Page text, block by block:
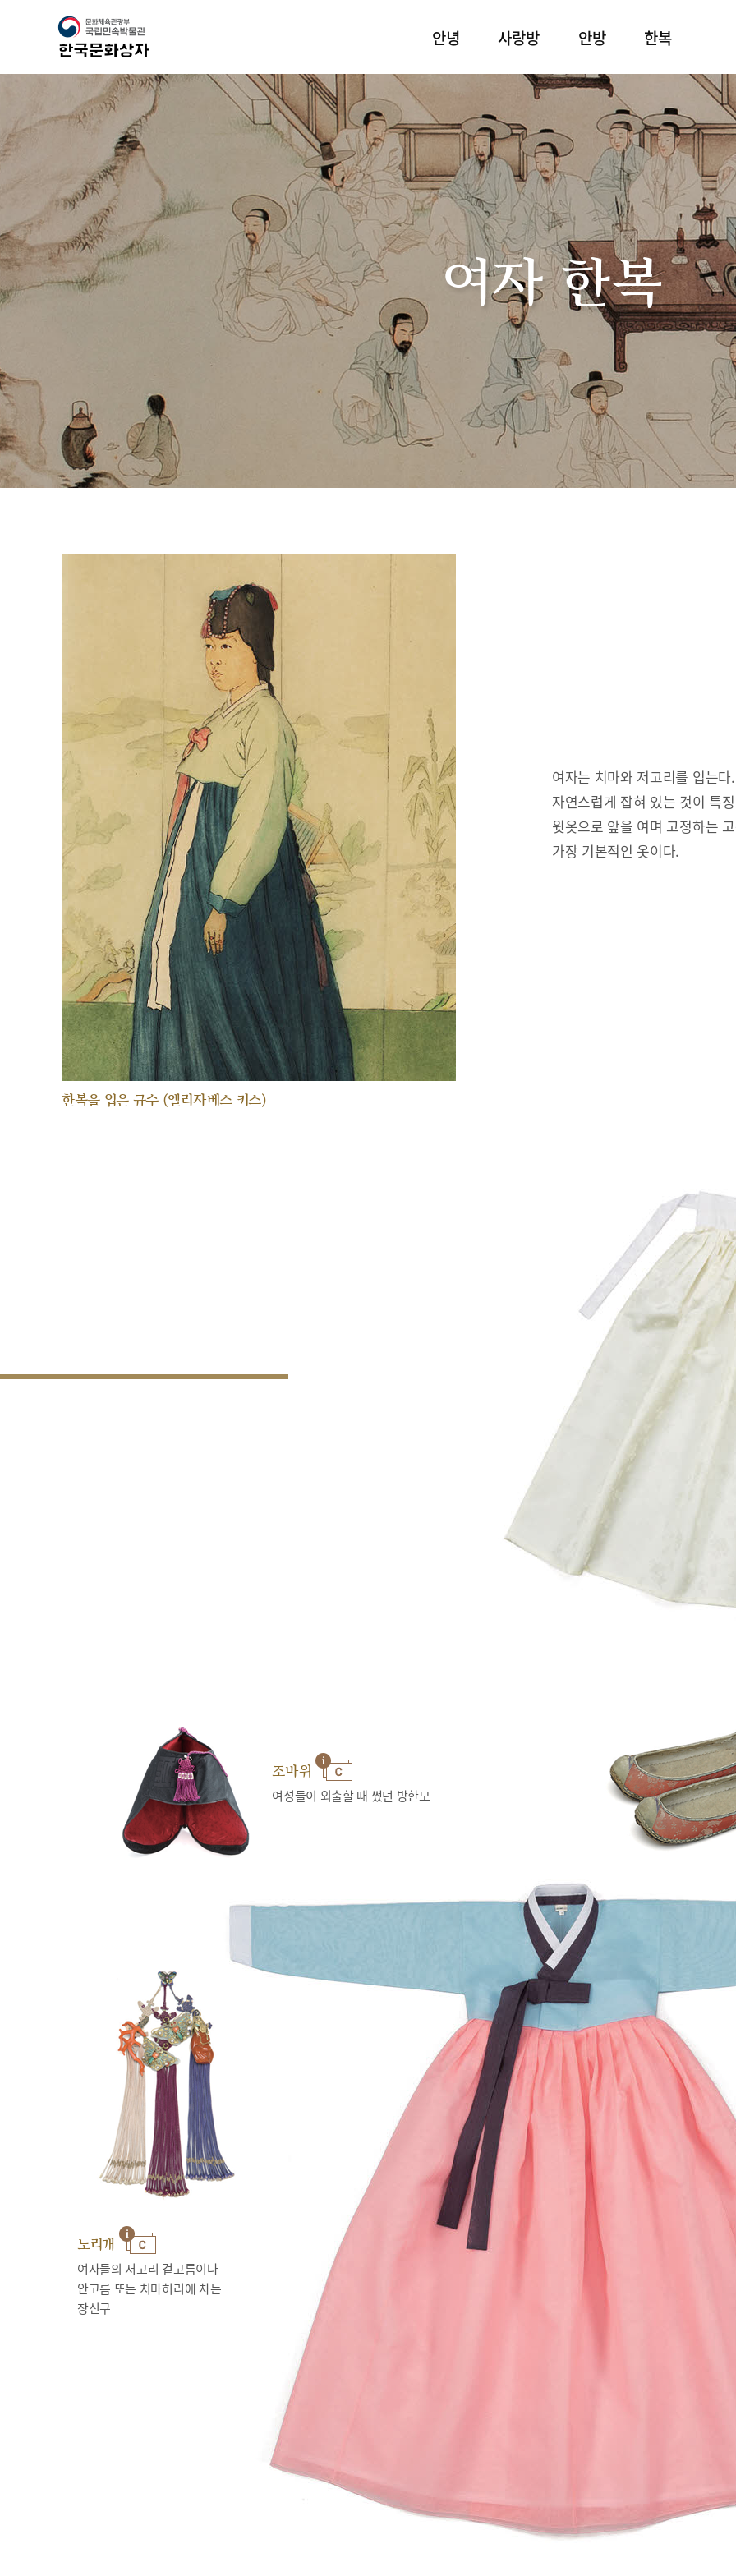
안녕 사랑방 안방 한복
여자 한복
한복을 입은 규수 (엘리자베스 키스)
여자는 치마와 저고리를 입는
자연스럽게 잡혀 있는 것이 특
윗옷으로 앞을 여며 고정하는
가장 기본적인 옷이다.
조바위
여성들이 외출할 때 썼던 방한모
노리개
여자들의 저고리 겉고름이나
안고름 또는 치마허리에 차는
장신구